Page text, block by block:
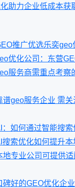
助力企业低成本获
推广优选乐奕geo
优化公司：东营
服务商需重点考察
谱geo服务企业 需
：如何通过智能搜
搜索优化如何提升
地专业公司可提供
碑好的GEO优化企